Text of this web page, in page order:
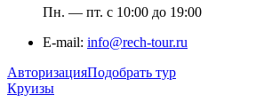
Пн. — пт. с 10:00 до 19:00
E-mail: info@rech-tour.ru
АвторизацияПодобрать тур
Круизы